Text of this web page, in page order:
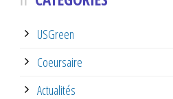
USGreen
Coeursaire
Actualités